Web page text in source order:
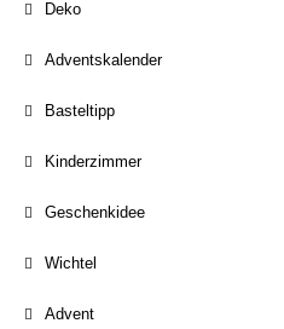
Deko
Adventskalender
Basteltipp
Kinderzimmer
Geschenkidee
Wichtel
Advent